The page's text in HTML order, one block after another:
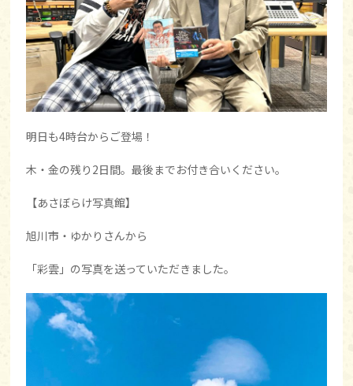
明日も4時台からご登場！
木・金の残り2日間。最後までお付き合いください。
【あさぼらけ写真館】
旭川市・ゆかりさんから
「彩雲」の写真を送っていただきました。